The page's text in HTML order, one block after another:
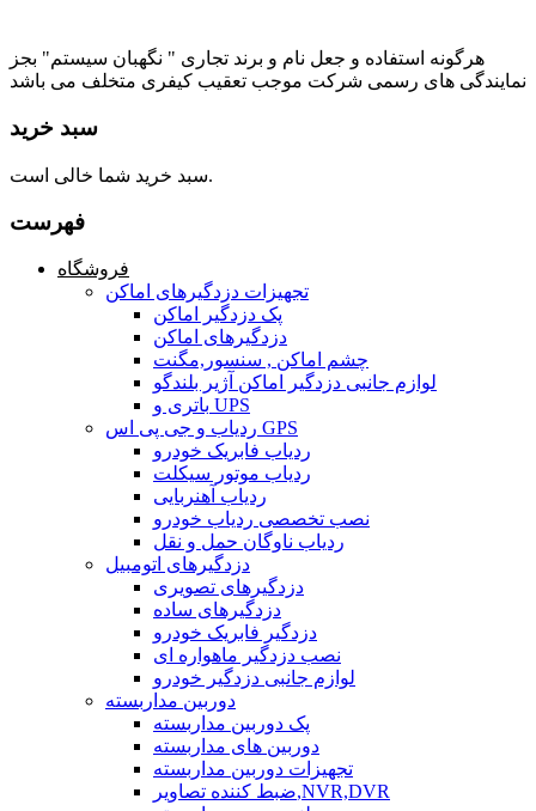
هرگونه استفاده و جعل نام و برند تجاری " نگهبان سیستم" بجز
نمایندگی های رسمی شرکت موجب تعقیب کیفری متخلف می باشد
سبد خرید
سبد خرید شما خالی است.
فهرست
فروشگاه
تجهیزات دزدگیرهای اماکن
پک دزدگیر اماکن
دزدگیرهای اماکن
چشم اماکن , سنسور,مگنت
لوازم جانبی دزدگیر اماکن آژیر بلندگو
باتری و UPS
ردیاب و جی پی اس GPS
ردیاب فابریک خودرو
ردیاب موتور سیکلت
ردیاب آهنربایی
نصب تخصصی ردیاب خودرو
ردیاب ناوگان حمل و نقل
دزدگیرهای اتومبیل
دزدگیرهای تصویری
دزدگیرهای ساده
دزدگیر فابریک خودرو
نصب دزدگیر ماهواره ای
لوازم جانبی دزدگیر خودرو
دوربین مداربسته
پک دوربین مداربسته
دوربین های مداربسته
تجهیزات دوربین مداربسته
ضبط کننده تصاویر,NVR,DVR